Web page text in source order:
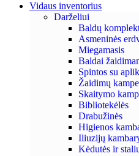
Vidaus inventorius
Darželiui
Baldų
Asmeninės
Miegamasis
Baldai
Spintos su
Žaidimų
Skaitymo
Bibliotekėlės
Drabužinės
Higienos
Iliuzijų
Kėdutės ir